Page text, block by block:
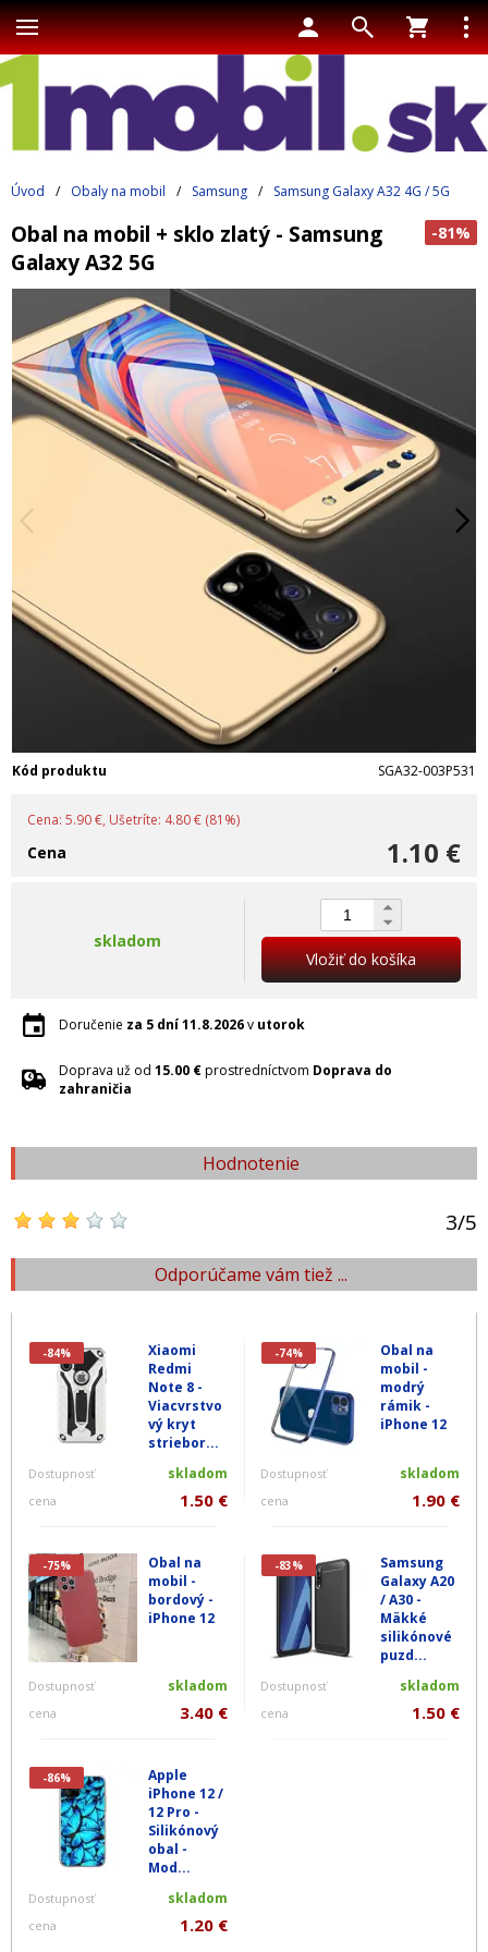
Úvod / Obaly na mobil / Samsung / Samsung Galaxy A32 4G / 5G
-81%
Obal na mobil + sklo zlatý - Samsung
Galaxy A32 5G
Kód produktu SGA32-003P531
Cena: 5.90 €, Ušetríte: 4.80 € (81%)
1.10 €
Cena
skladom
Vložiť do košíka
Doručenie za 5 dní11.8.2026v utorok
Doprava už od 15.00 €prostredníctvom Doprava do
zahraničia
Hodnotenie
3/5
Odporúčame vám tiež ...
-84%
Xiaomi
Redmi
Note 8 -
Viacvrstvo
vý kryt
striebor...
Dostupnosť skladom
cena 1.50 €
-74%
Obal na
mobil -
modrý
rámik -
iPhone 12
Dostupnosť skladom
cena 1.90 €
-75%
Obal na
mobil -
bordový -
iPhone 12
Dostupnosť skladom
cena 3.40 €
-83%
Samsung
Galaxy A20
/ A30 -
Mäkké
silikónové
puzd...
Dostupnosť skladom
cena 1.50 €
-86%
Apple
iPhone 12 /
12 Pro -
Silikónový
obal -
Mod...
Dostupnosť skladom
cena 1.20 €